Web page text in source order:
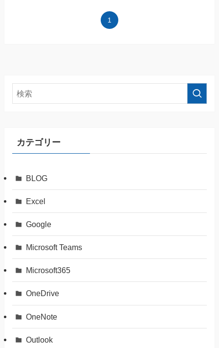
1
カテゴリー
BLOG
Excel
Google
Microsoft Teams
Microsoft365
OneDrive
OneNote
Outlook